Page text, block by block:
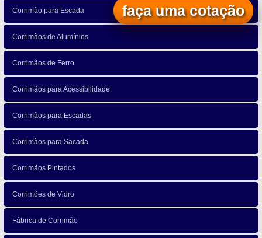
Corrimão para Escada
Corrimãos de Alumínios
Corrimãos de Ferro
Corrimãos para Acessibilidade
Corrimãos para Escadas
Corrimãos para Sacada
Corrimãos Pintados
Corrimões de Vidro
Fábrica de Corrimão
faça uma cotação